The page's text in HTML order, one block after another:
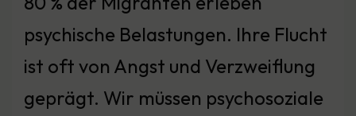
psychische Belastungen. Ihre Flucht
ist oft von Angst und Verzweiflung
geprägt. Wir müssen psychosoziale